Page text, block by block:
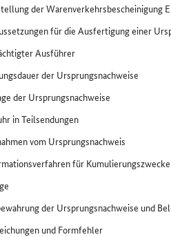
der Warenverkehrsbescheinigung
für die Ausfertigung einer
Ausführer
der Ursprungsnachweise
der Ursprungsnachweise
in Teilsendungen
vom Ursprungsnachweis
für Kumulierungszwecke
der Ursprungsnachweise und
und Formfehler